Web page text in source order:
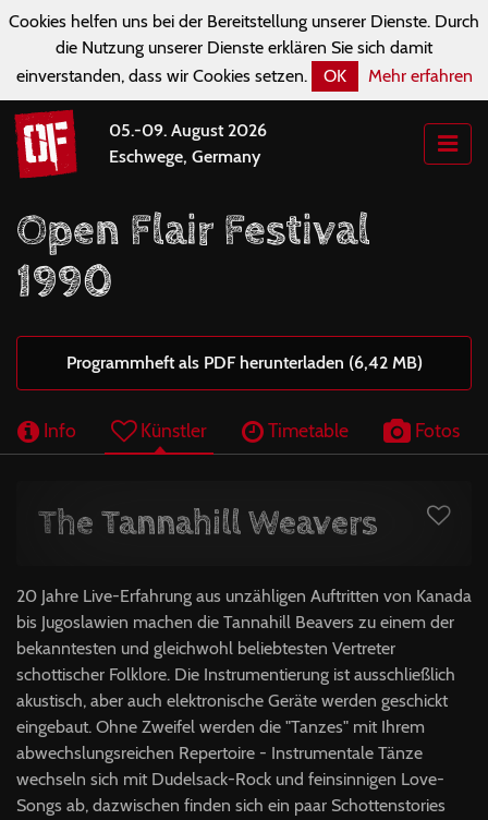
Cookies helfen uns bei der Bereitstellung unserer Dienste. Durch
die Nutzung unserer Dienste erklären Sie sich damit
einverstanden, dass wir Cookies setzen.
OK Mehr erfahren
05.-09. August 2026
Eschwege, Germany
Open Flair Festival
1990
Programmheft als PDF herunterladen (6,42 MB)
Info Künstler Timetable Fotos
The Tannahill Weavers
20 Jahre Live-Erfahrung aus unzähligen Auftritten von Kanada
bis Jugoslawien machen die Tannahill Beavers zu einem der
bekanntesten und gleichwohl beliebtesten Vertreter
schottischer Folklore. Die Instrumentierung ist ausschließlich
akustisch, aber auch elektronische Geräte werden geschickt
eingebaut. Ohne Zweifel werden die "Tanzes" mit Ihrem
abwechslungsreichen Repertoire - Instrumentale Tänze
wechseln sich mit Dudelsack-Rock und feinsinnigen Love-
Songs ab, dazwischen finden sich ein paar Schottenstories